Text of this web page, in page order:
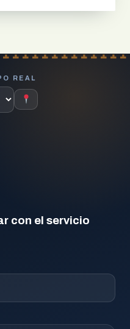
REAL
con el servicio